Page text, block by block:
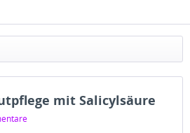
mit Salicylsäure